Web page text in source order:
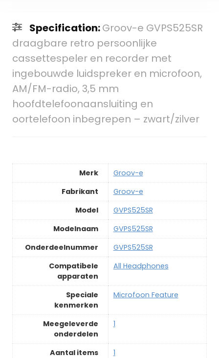
Specification:Groov-e GVPS525SR
draagbare retro persoonlijke
cassettespeler en recorder met
ingebouwde luidspreker en microfoon,
AM/FM-radio, 3,5 mm
hoofdtelefoonaansluiting en
oortelefoon inbegrepen – zwart/zilver
Merk
‎Groov-e
Fabrikant
‎Groov-e
Model
‎GVPS525SR
Modelnaam
‎GVPS525SR
Onderdeelnummer
‎GVPS525SR
Compatibele
apparaten
‎All Headphones
Speciale
kenmerken
‎Microfoon Feature
Meegeleverde
onderdelen
‎1
Aantal items
‎1